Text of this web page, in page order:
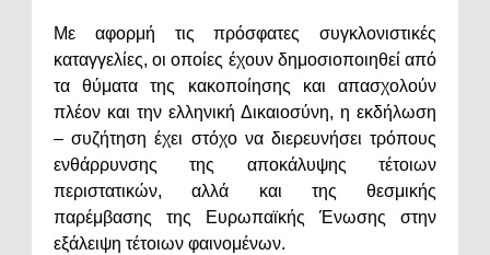
Με αφορμή τις πρόσφατες συγκλονιστικές
καταγγελίες, οι οποίες έχουν δημοσιοποιηθεί από
τα θύματα της κακοποίησης και απασχολούν
πλέον και την ελληνική Δικαιοσύνη, η εκδήλωση
– συζήτηση έχει στόχο να διερευνήσει τρόπους
ενθάρρυνσης της αποκάλυψης τέτοιων
περιστατικών, αλλά και της θεσμικής
παρέμβασης της Ευρωπαϊκής Ένωσης στην
εξάλειψη τέτοιων φαινομένων.